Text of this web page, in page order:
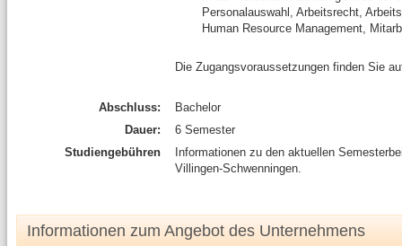
Personalauswahl, Arbeitsrecht,
Human Resource Management,
Die Zugangsvoraussetzungen finden Sie
Abschluss:
Bachelor
Dauer:
6 Semester
Studiengebühren
Informationen zu den aktuellen
Villingen-Schwenningen.
Informationen zum Angebot des Unternehmens